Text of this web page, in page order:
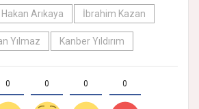
Hakan Arıkaya İbrahim Kazan
Yılmaz Kanber Yıldırım
0 0 0 0